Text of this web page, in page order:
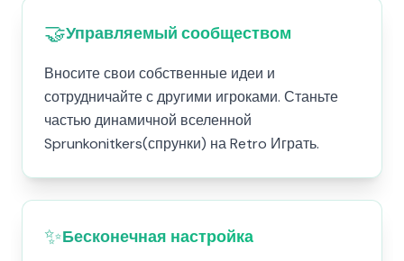
🤝Управляемый сообществом
Вносите свои собственные идеи и
сотрудничайте с другими игроками. Станьте
частью динамичной вселенной
Sprunkonitkers(спрунки) на Retro Играть.
✨Бесконечная настройка